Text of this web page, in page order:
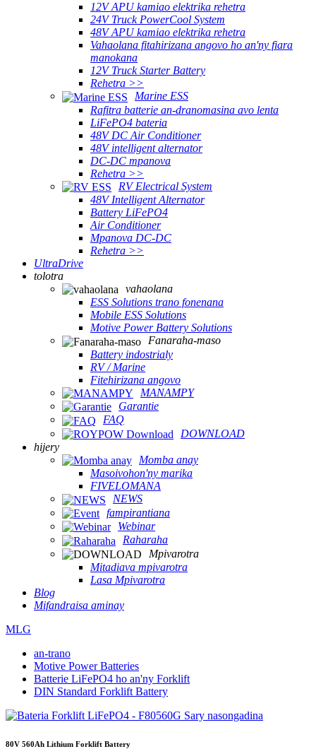
12V APU kamiao elektrika rehetra
24V Truck PowerCool System
48V APU kamiao elektrika rehetra
Vahaolana fitahirizana angovo ho an'ny fiara
manokana
12V Truck Starter Battery
Rehetra >>
Marine ESS
Rafitra batterie an-dranomasina avo lenta
LiFePO4 bateria
48V DC Air Conditioner
48V intelligent alternator
DC-DC mpanova
Rehetra >>
RV Electrical System
48V Intelligent Alternator
Battery LiFePO4
Air Conditioner
Mpanova DC-DC
Rehetra >>
UltraDrive
tolotra
vahaolana
ESS Solutions trano fonenana
Mobile ESS Solutions
Motive Power Battery Solutions
Fanaraha-maso
Battery indostrialy
RV / Marine
Fitehirizana angovo
MANAMPY
Garantie
FAQ
DOWNLOAD
hijery
Momba anay
Masoivohon'ny marika
FIVELOMANA
NEWS
fampirantiana
Webinar
Raharaha
Mpivarotra
Mitadiava mpivarotra
Lasa Mpivarotra
Blog
Mifandraisa aminay
MLG
an-trano
Motive Power Batteries
Batterie LiFePO4 ho an'ny Forklift
DIN Standard Forklift Battery
80V 560Ah Lithium Forklift Battery